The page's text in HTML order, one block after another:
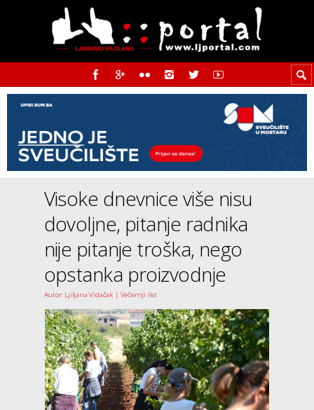
Visoke dnevnice više nisu
dovoljne, pitanje radnika
nije pitanje troška, nego
opstanka proizvodnje
Autor: Ljiljana Vidačak | Večernji list